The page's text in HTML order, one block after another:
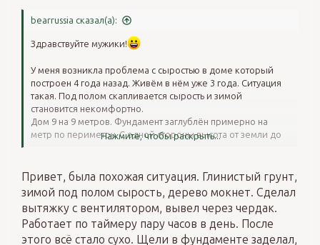
bearrussia сказал(а):
Здравствуйте мужики!
У меня возникла проблема с сыростью в доме который
построен 4 года назад. Живём в нём уже 3 года. Ситуация
такая. Под полом скапливается сырость и зимой
становится некомфортно.
Дом 9 на 9 метров. Фундамент заглублён примерно на
метр по периметру. С одной стороны высота от земли до
фундаментом была из гравия но без плёнок или других
защитных материалов. Грунт глинистый.
Продухи есть по 4 с каждой стороны диаметром 110
миллиметров. Снаружи фундамент утеплён пеноплексом 5
сантиметров без заглубления. Зимой первые два венца
Нажмите, чтобы раскрыть...
Привет, была похожая ситуация. Глинистый грунт,
зимой под полом сырость, дерево мокнет. Сделал
вытяжку с вентилятором, вывел через чердак.
Работает по таймеру пару часов в день. После
этого всё стало сухо. Щели в фундаменте заделал,